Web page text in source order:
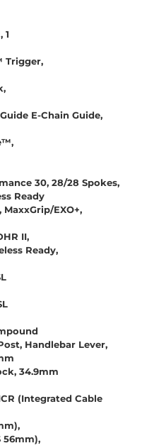
1
Trigger,
E-Chain Guide,
30, 28/28 Spokes,
Ready
EXO+,
II,
Ready,
Handlebar Lever,
34.9mm
(Integrated Cable
56mm),